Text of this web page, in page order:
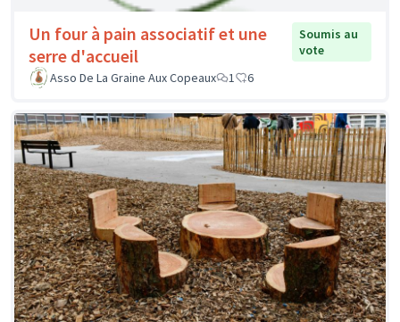
Un four à pain associatif et une
serre d'accueil
Soumis au
vote
Asso De La Graine Aux Copeaux
1 6